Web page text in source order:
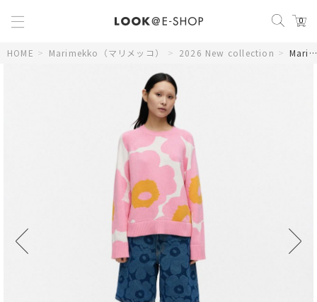
0
HOME > Marimekko（マリメッコ） > 2026 New collection > Maridenim Marssi Unikko ショートパンツ